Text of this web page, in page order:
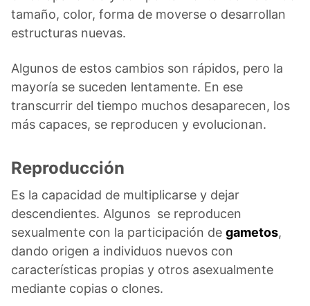
tamaño, color, forma de moverse o desarrollan
estructuras nuevas.
Algunos de estos cambios son rápidos, pero la
mayoría se suceden lentamente. En ese
transcurrir del tiempo muchos desaparecen, los
más capaces, se reproducen y evolucionan.
Reproducción
Es la capacidad de multiplicarse y dejar
descendientes. Algunos se reproducen
sexualmente con la participación de gametos,
dando origen a individuos nuevos con
características propias y otros asexualmente
mediante copias o clones.